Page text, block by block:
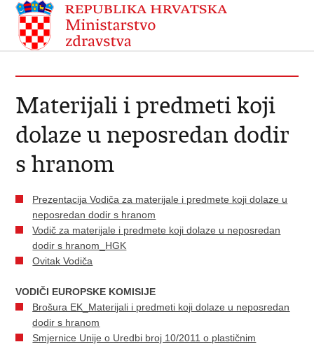
Materijali i predmeti koji
dolaze u neposredan dodir
s hranom
Prezentacija Vodiča za materijale i predmete koji dolaze u
neposredan dodir s hranom
Vodič za materijale i predmete koji dolaze u neposredan
dodir s hranom_HGK
Ovitak Vodiča
VODIČI EUROPSKE KOMISIJE
Brošura EK_Materijali i predmeti koji dolaze u neposredan
dodir s hranom
Smjernice Unije o Uredbi broj 10/2011 o plastičnim